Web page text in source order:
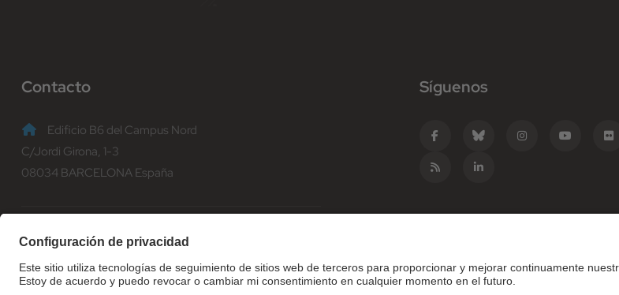
Contacto
Edificio B6 del Campus Nord
C/Jordi Girona, 1-3
08034 BARCELONA España
informacio@fib.upc.edu
Síguenos